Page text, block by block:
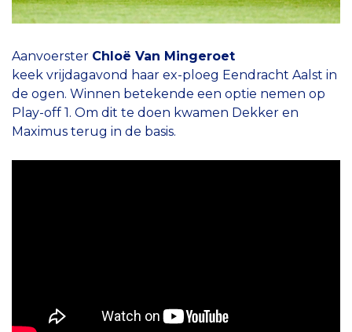
Aanvoerster Chloë Van Mingeroet
keek vrijdagavond haar ex-ploeg Eendracht Aalst in
de ogen. Winnen betekende een optie nemen op
Play-off 1. Om dit te doen kwamen Dekker en
Maximus terug in de basis.